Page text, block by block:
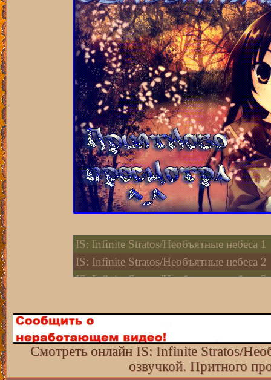
IS: Infinite Stratos/Необъятные небеса 1
IS: Infinite Stratos/Необъятные небеса 2
IS: Infinite Stratos/Необъятные небеса 3
IS: Infinite Stratos/Необъятные небеса 5
IS: Infinite Stratos/Необъятные небеса 6
IS: Infinite Stratos/Необъятные небеса 7
IS: Infinite Stratos/Необъятные небеса 8
Смотреть онлайн IS: Infinite Stratos/
озвучкой. Притного